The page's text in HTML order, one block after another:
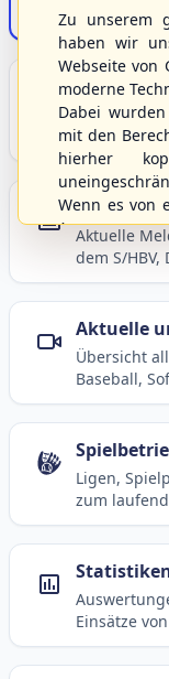
Der
Unser
Grundlagen
und
Berichte
Aktuelle
dem S/
Aktuelle
Übersicht
Baseball,
Ligen,
zum
Einsätze
Zu unserem
haben wir
Webseite von
moderne
Dabei
mit den
hierher
Wenn es von
Anregungen
gerne an